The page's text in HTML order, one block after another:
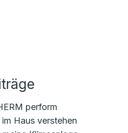
perform
Haus verstehen